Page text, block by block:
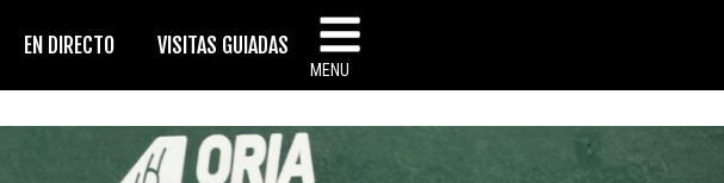
EN DIRECTO VISITAS GUIADAS
MENU